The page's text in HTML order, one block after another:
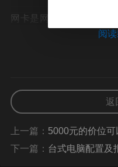
网卡是网络的重要组成
连接，用于移动办公的
提高网络带宽，提高办公
体验，给办公室带来新的
阅
返
上一篇： 5000元的价位可以配置
下一篇： 台式电脑配置及报价的